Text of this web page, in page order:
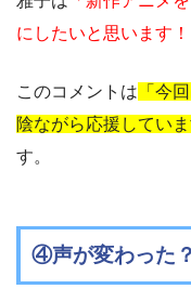
にしたいと思います！
このコメントは 「今
陰ながら応援していま
す。
④声が変わった？